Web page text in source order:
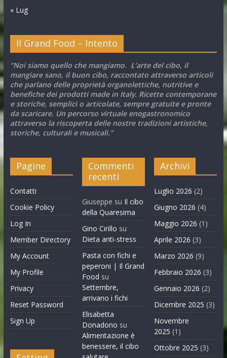
« Lug
Il Grand Food – Intento
“Noi siamo quello che mangiamo. L’arte del cibo, il
mangiare sano, il buon cibo, raccontato attraverso articoli
che parlano delle proprietà organolettiche, nutritive e
benefiche dei prodotti made in Italy. Ricette contemporane
e storiche, semplici o articolate, sempre gratuite e pronte
da scaricare. Un percorso virtuale enogastronomico
attraverso la riscoperta delle nostre tradizioni artistiche,
storiche, culturali e musicali.”
Pagine
Contatti
Cookie Policy
Log In
Member Directory
My Account
My Profile
Privacy
Reset Password
Sign Up
Commenti
recenti
Giuseppe su Il cibo
della Quaresima
Gino Cirillo su
Dieta anti-stress
Pasta con fichi e
peperoni | Il Grand
Food su
Settembre,
arrivano i fichi
Elisabetta
Donadono su
Alimentazione è
benessere, il cibo
Archivi
Luglio 2026 (2)
Giugno 2026 (4)
Maggio 2026 (1)
Aprile 2026 (3)
Marzo 2026 (9)
Febbraio 2026 (3)
Gennaio 2026 (2)
Dicembre 2025 (3)
Novembre
2025 (1)
Ottobre 2025 (3)